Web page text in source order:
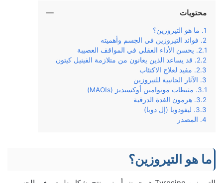
محتويات
ما هو التيروزين؟
فوائد التيروزين في الجسم وأهميته
يحسن الأداء العقلي في المواقف العصيبة
قد يساعد الذين يعانون من متلازمة الفينيل كيتون
مفيد لعلاج الاكتئاب
الآثار الجانبية للتيروزين
مثبطات مونوامين أوكسيديز (MAOIs)
هرمون الغدة الدرقية
ليفودوبا (إل دوبا)
المصدر
ما هو التيروزين؟